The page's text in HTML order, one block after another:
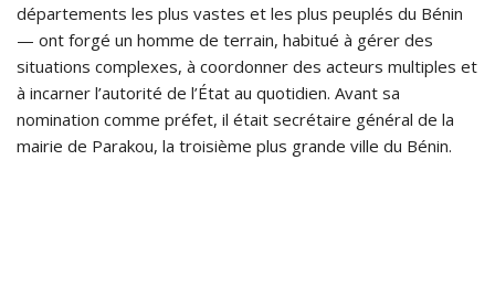
départements les plus vastes et les plus peuplés du Bénin
— ont forgé un homme de terrain, habitué à gérer des
situations complexes, à coordonner des acteurs multiples et
à incarner l’autorité de l’État au quotidien. Avant sa
nomination comme préfet, il était secrétaire général de la
mairie de Parakou, la troisième plus grande ville du Bénin.